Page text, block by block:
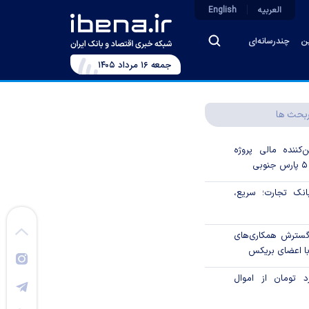
چندرسانه‌ای
العربیه English
جمعه ۱۶ مرداد ۱۴۰۵
ها
مالی پروژه
تجارت؛ سریع،
گسترش همکاری‌های
اعضای بریکس
میلیارد تومان از اموال